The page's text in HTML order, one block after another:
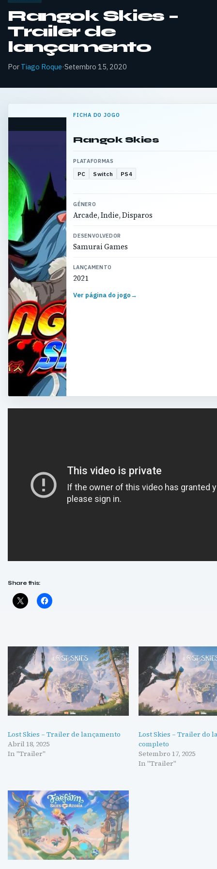
Rangok Skies –
Trailer de
lançamento
Por Tiago Roque·Setembro 15, 2020
FICHA DO JOGO
Rangok Skies
PLATAFORMAS
PC Switch PS4
GÉNERO
Arcade, Indie, Disparos
DESENVOLVEDOR
Samurai Games
LANÇAMENTO
2021
Ver página do jogo→
Share this:
Lost Skies – Trailer de lançamento
Abril 18, 2025
In "Trailer"
Lost Skies – Trailer do
completo
Setembro 17, 2025
In "Trailer"